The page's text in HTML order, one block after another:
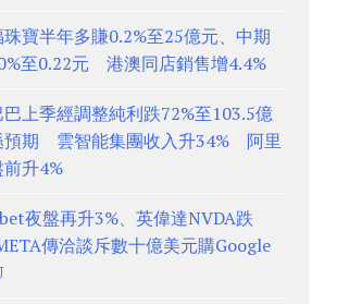
珠寶半年多賺0.2%至25億元、中期
至0.22元 港澳同店銷售增4.4%
巴上季經調整純利跌72%至103.5億
預期 雲智能集團收入升34% 阿里
升4%
夜盤再升3%、英偉達NVDA跌
傳洽談斥數十億美元購Google